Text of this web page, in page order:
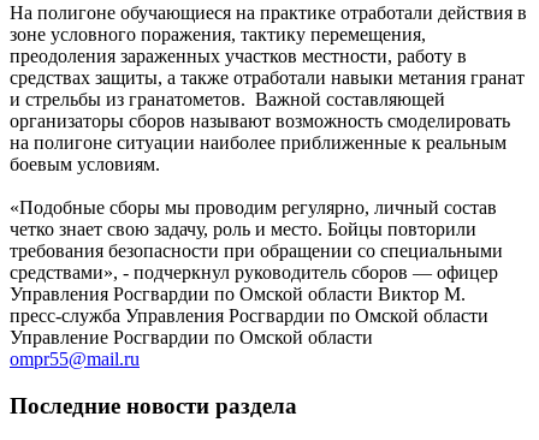
На полигоне обучающиеся на практике отработали действия в
зоне условного поражения, тактику перемещения,
преодоления зараженных участков местности, работу в
средствах защиты, а также отработали навыки метания гранат
и стрельбы из гранатометов. Важной составляющей
организаторы сборов называют возможность смоделировать
на полигоне ситуации наиболее приближенные к реальным
боевым условиям.
«Подобные сборы мы проводим регулярно, личный состав
четко знает свою задачу, роль и место. Бойцы повторили
требования безопасности при обращении со специальными
средствами», - подчеркнул руководитель сборов — офицер
Управления Росгвардии по Омской области Виктор М.
пресс-служба Управления Росгвардии по Омской области
Управление Росгвардии по Омской области
ompr55@mail.ru
Последние новости раздела